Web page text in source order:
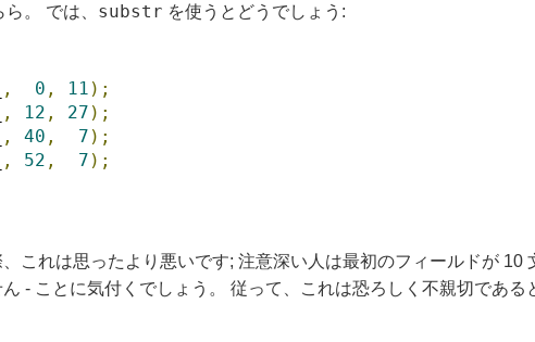
。 では、 substr を使うとどうでしょう:
, 0 , 11 );
, 12 , 27 );
, 40 , 7 );
, 52 , 7 );
これは思ったより悪いです; 注意深い人は最初のフィールドが 10
- ことに気付くでしょう。 従って、これは恐ろしく不親切である